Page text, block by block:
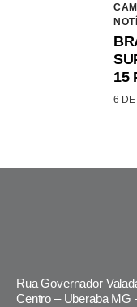
15
6 DE
Rua Governador
Centro – Uberaba MG